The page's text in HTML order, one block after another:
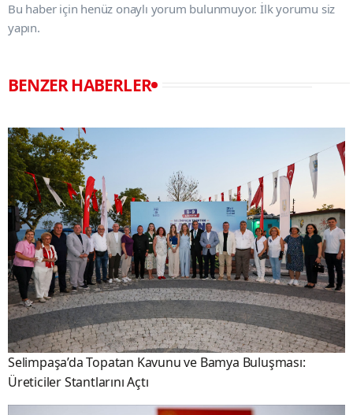
Bu haber için henüz onaylı yorum bulunmuyor. İlk yorumu siz
yapın.
BENZER HABERLER
Selimpaşa’da Topatan Kavunu ve Bamya Buluşması:
Üreticiler Stantlarını Açtı